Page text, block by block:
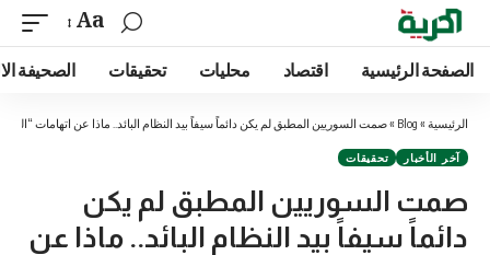
Aa
الصفحة الرئيسية اقتصاد محليات تحقيقات الصحيفة
الرئيسية »
Blog
»صمت السوريين المطبق لم يكن دائماً سيفاً بيد النظام البائد.. ماذا عن اتهامات
آخر الأخبار تحقيقات
صمت السوريين المطبق لم يكن
دائماً سيفاً بيد النظام البائد.. ماذا عن